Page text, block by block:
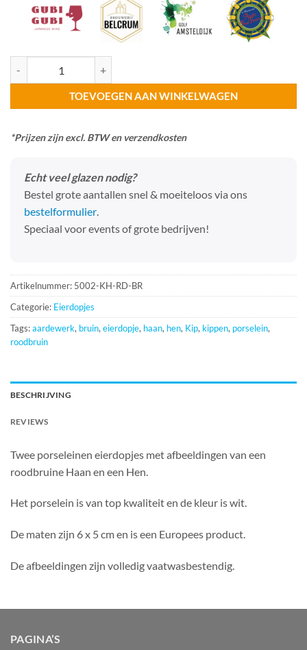
TOEVOEGEN AAN WINKELWAGEN
*Prijzen zijn excl. BTW en verzendkosten
Echt veel glazen nodig?
Bestel grote aantallen snel & moeiteloos via ons
bestelformulier.
Speciaal voor events of grote bedrijven!
Artikelnummer: 5002-KH-RD-BR
Categorie: Eierdopjes
Tags:aardewerk, bruin, eierdopje, haan, hen, Kip, kippen, porselein,
roodbruin
BESCHRIJVING
REVIEWS
Twee porseleinen eierdopjes met afbeeldingen van een
roodbruine Haan en een Hen.
Het porselein is van top kwaliteit en de kleur is wit.
De maten zijn 6 x 5 cm en is een Europees product.
De afbeeldingen zijn volledig vaatwasbestendig.
PAGINA’S